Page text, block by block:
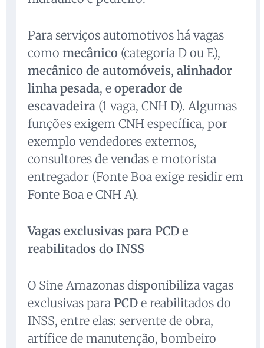
Para serviços automotivos há vagas
como mecânico (categoria D ou E),
mecânico de automóveis, alinhador
linha pesada, e operador de
escavadeira (1 vaga, CNH D). Algumas
funções exigem CNH específica, por
exemplo vendedores externos,
consultores de vendas e motorista
entregador (Fonte Boa exige residir em
Fonte Boa e CNH A).
Vagas exclusivas para PCD e
reabilitados do INSS
O Sine Amazonas disponibiliza vagas
exclusivas para PCD e reabilitados do
INSS, entre elas: servente de obra,
artífice de manutenção, bombeiro